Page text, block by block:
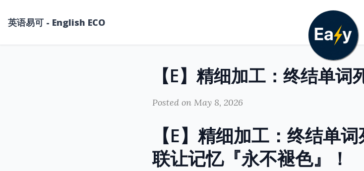
英语易可 - English ECO
Posted on May 8, 2026
【E】精细加工：终结单
联让记忆『永不褪色』！